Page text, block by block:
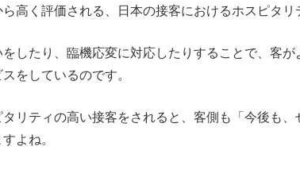
高く評価される、日本の接客におけるホスピタリ
をしたり、臨機応変に対応したりすることで、客
をしているのです。
タリティの高い接客をされると、客側も「今後も、
よね。